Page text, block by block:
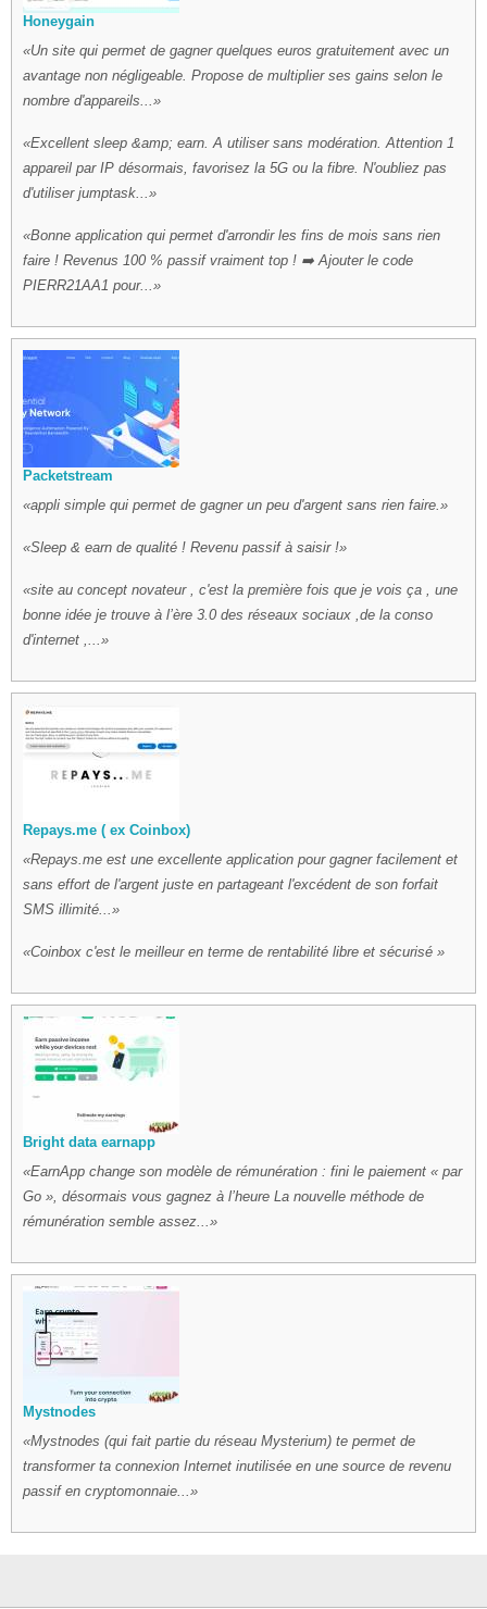
Honeygain
Un site qui permet de gagner quelques euros gratuitement avec un
avantage non négligeable. Propose de multiplier ses gains selon le
nombre d'appareils...
Excellent sleep &amp; earn. A utiliser sans modération. Attention 1
appareil par IP désormais, favorisez la 5G ou la fibre. N'oubliez pas
d'utiliser jumptask...
Bonne application qui permet d'arrondir les fins de mois sans rien
faire ! Revenus 100 % passif vraiment top ! ➡️ Ajouter le code
PIERR21AA1 pour...
Packetstream
appli simple qui permet de gagner un peu d'argent sans rien faire.
Sleep & earn de qualité ! Revenu passif à saisir !
site au concept novateur , c'est la première fois que je vois ça , une
bonne idée je trouve à l’ère 3.0 des réseaux sociaux ,de la conso
d'internet ,...
Repays.me ( ex Coinbox)
Repays.me est une excellente application pour gagner facilement et
sans effort de l'argent juste en partageant l'excédent de son forfait
SMS illimité...
Coinbox c'est le meilleur en terme de rentabilité libre et sécurisé
Bright data earnapp
EarnApp change son modèle de rémunération : fini le paiement « par
Go », désormais vous gagnez à l’heure La nouvelle méthode de
rémunération semble assez...
Mystnodes
Mystnodes (qui fait partie du réseau Mysterium) te permet de
transformer ta connexion Internet inutilisée en une source de revenu
passif en cryptomonnaie...